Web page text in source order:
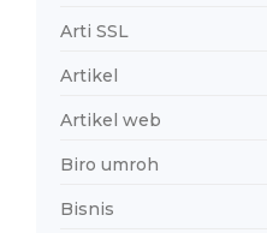
Arti SSL
Artikel
Artikel web
Biro umroh
Bisnis